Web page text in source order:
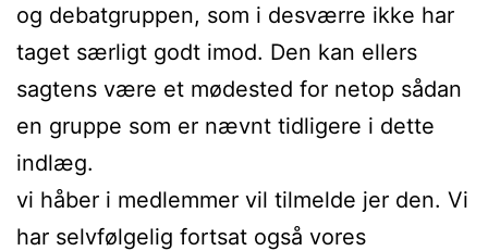
og debatgruppen, som i desværre ikke har
taget særligt godt imod. Den kan ellers
sagtens være et mødested for netop sådan
en gruppe som er nævnt tidligere i dette
indlæg.
vi håber i medlemmer vil tilmelde jer den. Vi
har selvfølgelig fortsat også vores